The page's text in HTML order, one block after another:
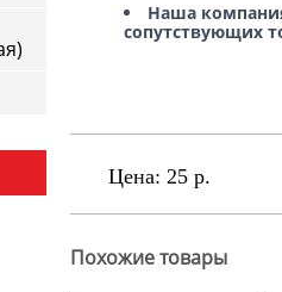
Наша
сопутствующих
Цена: 25 р.
Похожие товары